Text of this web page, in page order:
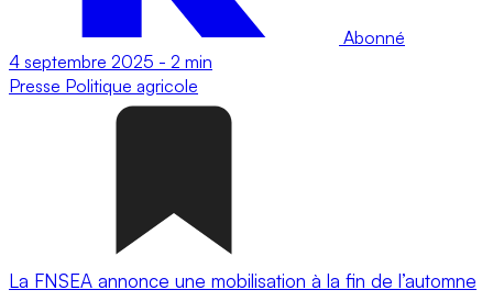
Abonné
4 septembre 2025 - 2 min
Presse Politique agricole
La FNSEA annonce une mobilisation à la fin de l’automne